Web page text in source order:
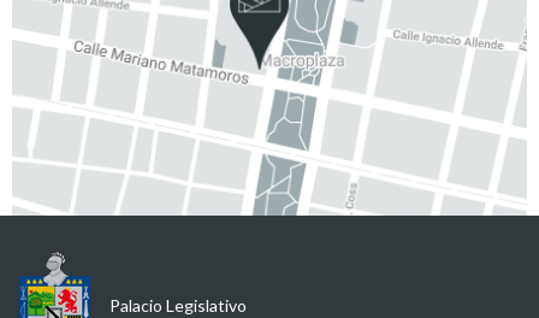
Palacio Legislativo